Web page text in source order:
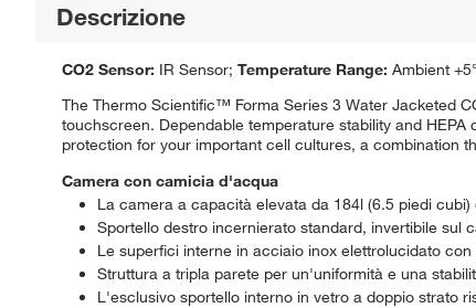
Descrizione
CO2 Sensor: IR Sensor; Temperature Range: Ambient
The Thermo Scientific™ Forma Series 3 Water Jacketed
touchscreen. Dependable temperature stability and
protection for your important cell cultures, a combination
Camera con camicia d'acqua
La camera a capacità elevata da 184l (6.5 piedi
Sportello destro incernierato standard, invertibile sul
Le superfici interne in acciaio inox elettrolucidato
Struttura a tripla parete per un'uniformità e una
L'esclusivo sportello interno in vetro a doppio strato